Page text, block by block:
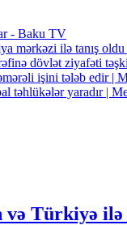
- Baku TV
mərkəzi ilə tanış
dövlət ziyafəti
işini tələb edir |
təhlükələr yaradır |
və Türkiyə